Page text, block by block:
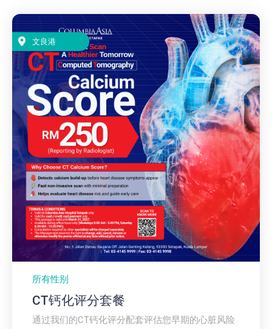
文良港
所有性别
CT钙化评分套餐​
通过我们的CT钙化评分配套评估您早期的心脏风险